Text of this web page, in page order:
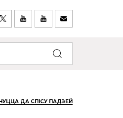
ДА СПІСУ ПАДЗЕЙ